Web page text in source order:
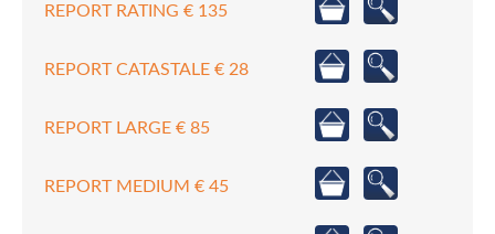
REPORT RATING € 135
REPORT CATASTALE € 28
REPORT LARGE € 85
REPORT MEDIUM € 45